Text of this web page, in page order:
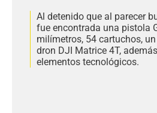
Al detenido que al parecer
fue encontrada una pistola
milímetros, 54 cartuchos,
dron DJI Matrice 4T,
elementos tecnológicos.